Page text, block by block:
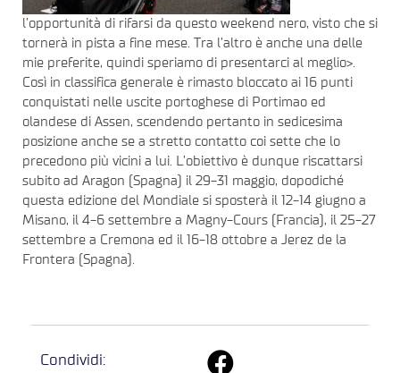
l’opportunità di rifarsi da questo weekend nero, visto che si
tornerà in pista a fine mese. Tra l’altro è anche una delle
mie preferite, quindi speriamo di presentarci al meglio>.
Così in classifica generale è rimasto bloccato ai 16 punti
conquistati nelle uscite portoghese di Portimao ed
olandese di Assen, scendendo pertanto in sedicesima
posizione anche se a stretto contatto coi sette che lo
precedono più vicini a lui. L’obiettivo è dunque riscattarsi
subito ad Aragon (Spagna) il 29-31 maggio, dopodiché
questa edizione del Mondiale si sposterà il 12-14 giugno a
Misano, il 4-6 settembre a Magny-Cours (Francia), il 25-27
settembre a Cremona ed il 16-18 ottobre a Jerez de la
Frontera (Spagna).
Condividi: